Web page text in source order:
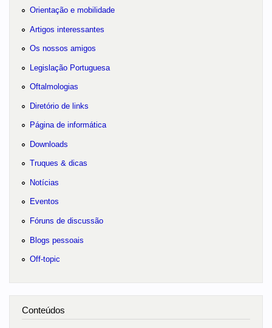
Orientação e mobilidade
Artigos interessantes
Os nossos amigos
Legislação Portuguesa
Oftalmologias
Diretório de links
Página de informática
Downloads
Truques & dicas
Notícias
Eventos
Fóruns de discussão
Blogs pessoais
Off-topic
Conteúdos